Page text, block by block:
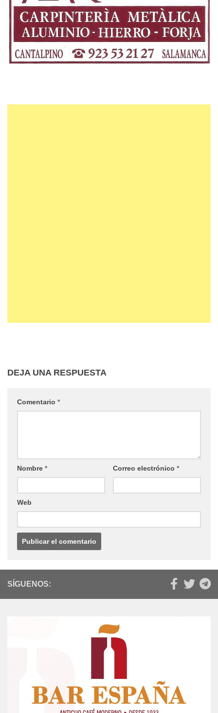
DEJA UNA RESPUESTA
Comentario *
Nombre * Correo electrónico *
Web
SÍGUENOS: